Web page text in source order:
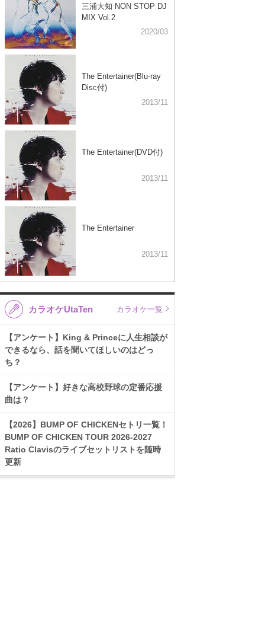
三浦大知 NON STOP DJ
MIX Vol.2
2020/03
The Entertainer(Blu-ray
Disc付)
2013/11
The Entertainer(DVD付)
2013/11
The Entertainer
2013/11
カラオケUtaTen カラオケ一覧
【アンケート】King & Princeに人生相談が
できるなら、話を聞いてほしいのはどっ
ち？
【アンケート】好きな高校野球の定番応援
曲は？
【2026】BUMP OF CHICKENセトリ一覧！
BUMP OF CHICKEN TOUR 2026-2027
Ratio Clavisのライブセットリストを随時
更新